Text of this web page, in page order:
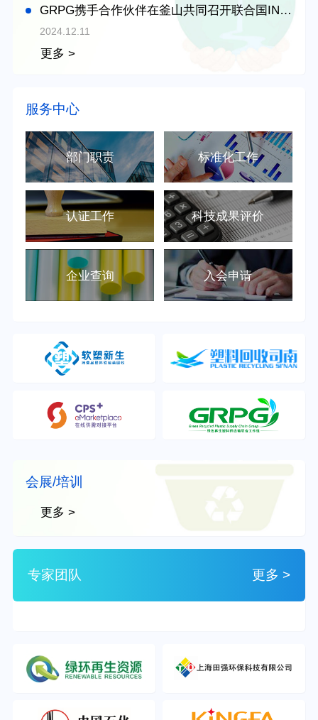
2024.12.11
GRPG携手合作伙伴在釜山共同召开联合国INC-5边会
更多 >
服务中心
部门职责 标准化工作
认证工作 科技成果评价
企业查询 入会申请
会展/培训
更多 >
专家团队 更多 >